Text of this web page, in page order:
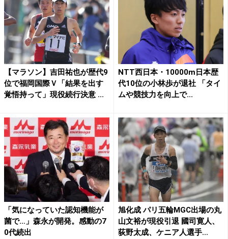
【マラソン】吉田祐也が歴代9
位で福岡国際Ｖ「結果を出す
覚悟持って」現役続行決意 ...
NTT西日本・10000m日本歴
代10位の小林歩が退社 「タイ
ムや競技力を向上で...
「気になっていた認知機能が
菌で…」森永が開発。感動の7
0代続出
旭化成 パリ五輪MGC出場の丸
山文裕が現役引退 國司寛人、
荻野太成、ケニア人選手...